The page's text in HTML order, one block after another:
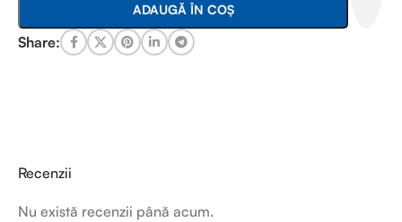
ADAUGĂ ÎN COȘ
Share:
Recenzii
Nu există recenzii până acum.